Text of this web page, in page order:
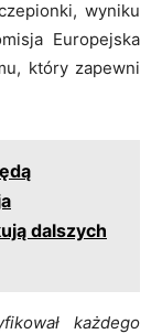
wyniku
Europejska
który zapewni
dalszych
każdego